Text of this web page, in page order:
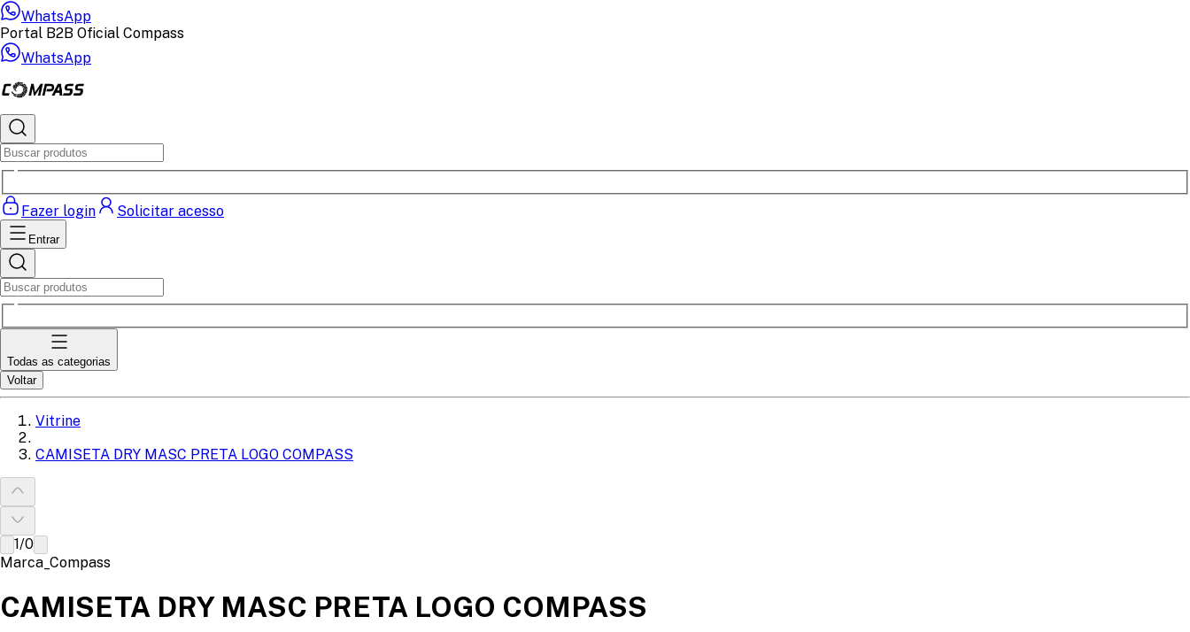
WhatsApp
Portal B2B Oficial Compass
WhatsApp
Fazer login Solicitar acesso
Entrar
Todas as categorias
Voltar
Vitrine
CAMISETA DRY MASC PRETA LOGO COMPASS
1/0
Marca_Compass
CAMISETA DRY MASC PRETA LOGO COMPASS